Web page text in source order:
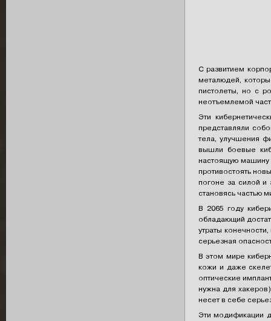
С развитием
металюдей,
пистолеты, но с
неотъемлемой
Эти
представляли
тела, улучшения
вышли боевые
настоящую машину
противостоять
погоне за силой
становясь частью
В 2065 году
обладающий
утраты
серьезная
В этом мире
кожи и даже
оптические
нужна для
несет в себе
Эти модификации